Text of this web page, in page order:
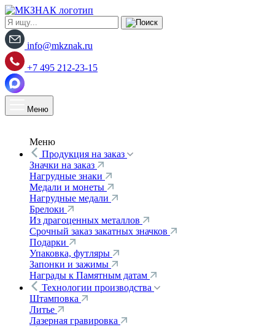
info@mkznak.ru
+7 495 212-23-15
Меню
Меню
Продукция на заказ
Значки на заказ
Нагрудные знаки
Медали и монеты
Нагрудные медали
Брелоки
Из драгоценных металлов
Срочный заказ закатных значков
Подарки
Упаковка, футляры
Запонки и зажимы
Награды к Памятным датам
Технологии производства
Штамповка
Литье
Лазерная гравировка